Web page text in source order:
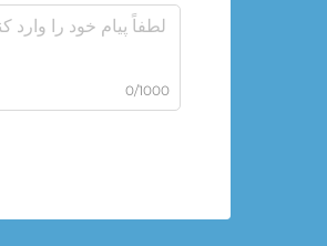
0/1000